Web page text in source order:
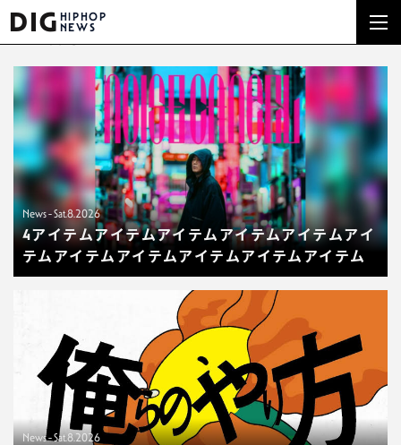
DIG HIPHOP
NEWS
NEWS
News - Sat.8.2026
4アイテムアイテムアイテムアイテムアイテムアイ
テムアイテムアイテムアイテムアイテムアイテム
News - Sat.8.2026